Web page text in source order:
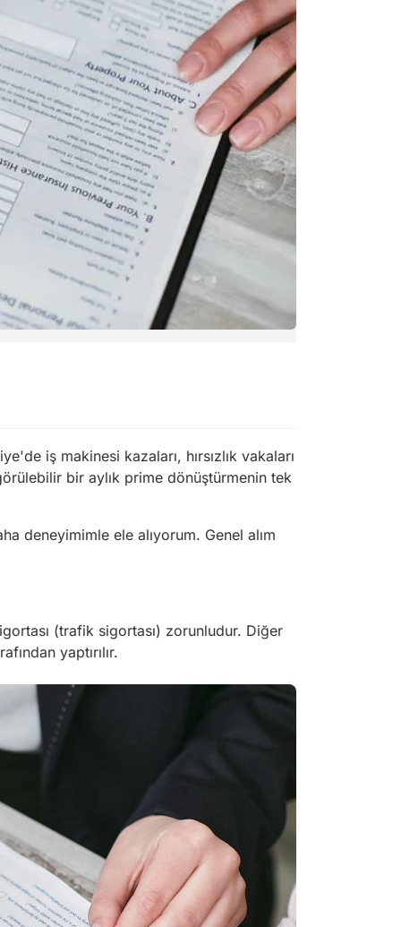
iş makinesi kazaları, hırsızlık vakaları
bir aylık prime dönüştürmenin tek
deneyimimle ele alıyorum. Genel alım
(trafik sigortası) zorunludur. Diğer
yaptırılır.